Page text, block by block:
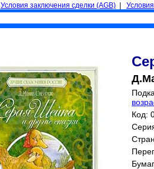
Условия заключения сделки (AGB)
Код: